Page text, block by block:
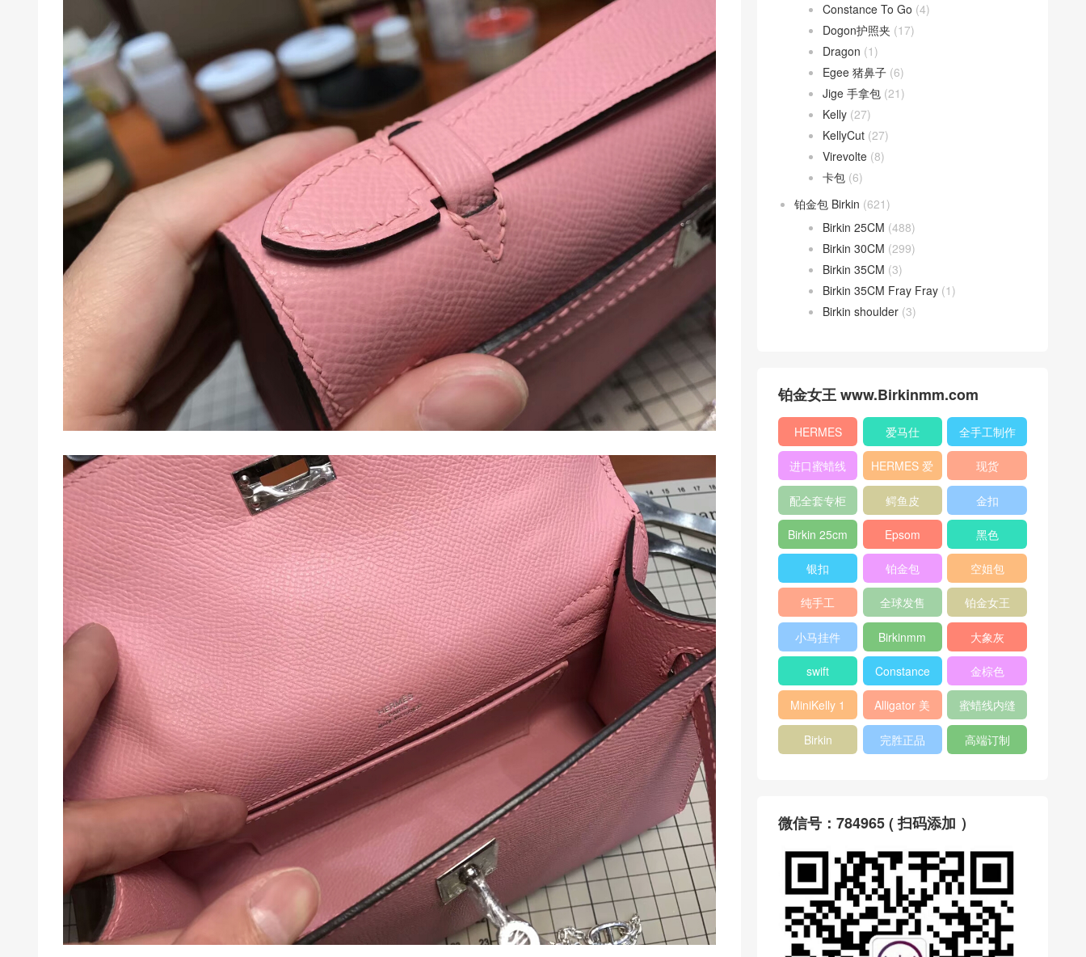
Constance To Go (4)
Dogon护照夹 (17)
Dragon (1)
Egee 猪鼻子 (6)
Jige 手拿包 (21)
Kelly (27)
KellyCut (27)
Virevolte (8)
卡包 (6)
铂金包 Birkin (621)
Birkin 25CM (488)
Birkin 30CM (299)
Birkin 35CM (3)
Birkin 35CM Fray Fray (1)
Birkin shoulder (3)
铂金女王 www.Birkinmm.com
HERMES 爱马仕 全手工制作
进口蜜蜡线
HERMES 爱
马仕
现货
配全套专柜
原版包装
鳄鱼皮 金扣
Birkin 25cm Epsom 黑色
银扣 铂金包 空姐包
纯手工 全球发售 铂金女王
小马挂件 Birkinmm 大象灰
swift Constance 金棕色
MiniKelly 1
Alligator 美
洲鳄
蜜蜡线内缝
Birkin 完胜正品 高端订制
微信号：784965 ( 扫码添加 ）